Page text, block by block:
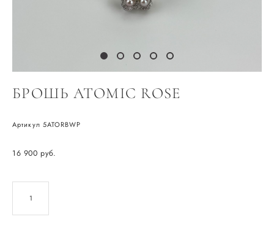
БРОШЬ ATOMIC ROSE
Артикул 5ATORBWP
16 900 pуб.